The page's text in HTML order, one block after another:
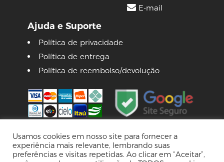
Ajuda e Suporte
Política de privacidade
Política de entrega
Política de reembolso/devolução
E-mail
© 2026 Lojas Pinguim
Usamos cookies em nosso site para fornecer a
experiência mais relevante, lembrando suas
preferências e visitas repetidas. Ao clicar em “Aceitar”,